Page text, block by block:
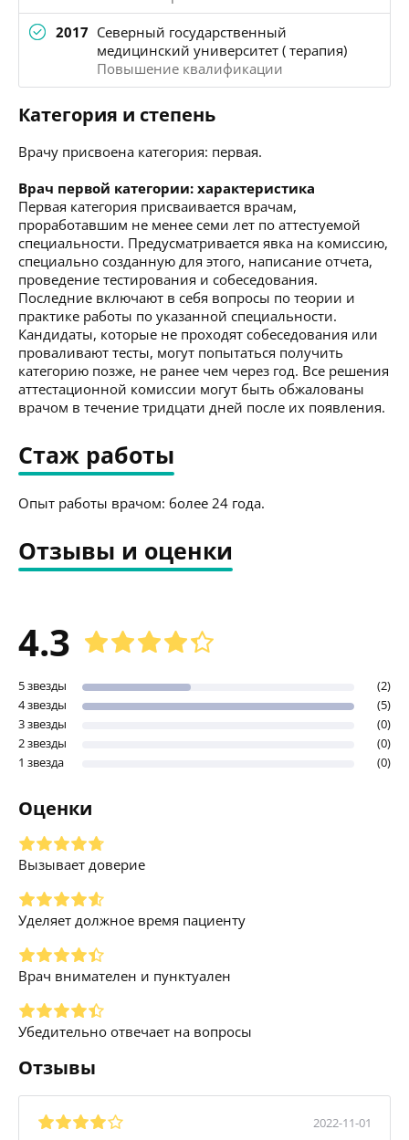
2017 Северный государственный
медицинский университет ( терапия)
Повышение квалификации
Категория и степень
Врачу присвоена категория: первая.
Врач первой категории: характеристика
Первая категория присваивается врачам,
проработавшим не менее семи лет по аттестуемой
специальности. Предусматривается явка на комиссию,
специально созданную для этого, написание отчета,
проведение тестирования и собеседования.
Последние включают в себя вопросы по теории и
практике работы по указанной специальности.
Кандидаты, которые не проходят собеседования или
проваливают тесты, могут попытаться получить
категорию позже, не ранее чем через год. Все решения
аттестационной комиссии могут быть обжалованы
врачом в течение тридцати дней после их появления.
Стаж работы
Опыт работы врачом: более 24 года.
Отзывы и оценки
4.3
5 звезды
(2)
4 звезды
(5)
3 звезды
(0)
2 звезды
(0)
1 звезда
(0)
Оценки
Вызывает доверие
Уделяет должное время пациенту
Врач внимателен и пунктуален
Убедительно отвечает на вопросы
Отзывы
2022-11-01